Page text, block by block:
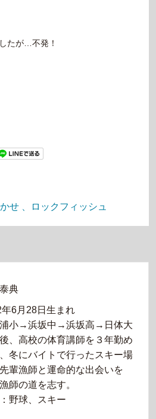
たが…不発！
せ 、ロックフィッシュ
典
年6月28日生まれ
小→浜坂中→浜坂高→日体大
、高校の体育講師を３年勤め
冬にバイトで行ったスキー場
輩漁師と運命的な出会いを
師の道を志す。
野球、スキー